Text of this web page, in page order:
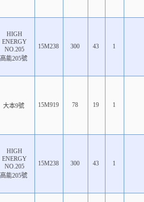
HIGH
ENERGY
NO.205
高能205號
15M238 300 43 1
大本9號 15M919 78 19 1
HIGH
ENERGY
NO.205
高能205號
15M238 300 43 1